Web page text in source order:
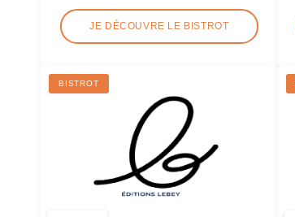
JE DÉCOUVRE LE BISTROT
BISTROT